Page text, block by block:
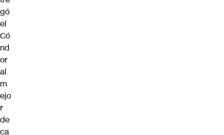
gó
el
Có
nd
or
al
m
ejo
r
de
ca